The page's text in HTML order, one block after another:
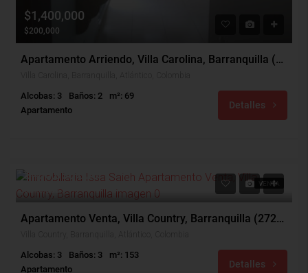
$1,400,000
$200,000
Apartamento Arriendo, Villa Carolina, Barranquilla (30998)
Alcobas: 3 Baños: 2
m²: 69
Apartamento
Detalles
VENTA
$480,000,000
$640,000
Apartamento Venta, Villa Country, Barranquilla (27203)
Alcobas: 3 Baños: 3
m²: 153
Apartamento
Detalles